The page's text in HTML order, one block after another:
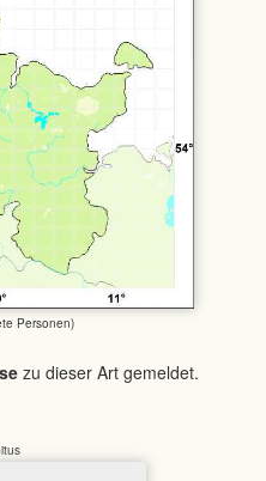
Personen)
zu dieser Art gemeldet.